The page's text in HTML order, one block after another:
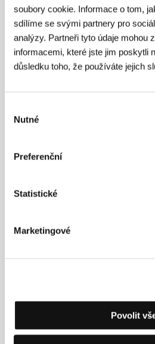
soubory cookie. Informace o tom,
sdílíme se svými partnery pro
analýzy. Partneři tyto údaje mohou
informacemi, které jste jim poskytli
důsledku toho, že používáte jejich
souhlasu
Nutné
Preferenční
Statistické
Marketingové
Povolit
O filmu
86 min / Barevný, 35 mm
RežieGoran Rušinović/
/ Výroba
Chorvatsko
Tel: +385 1 482 9477